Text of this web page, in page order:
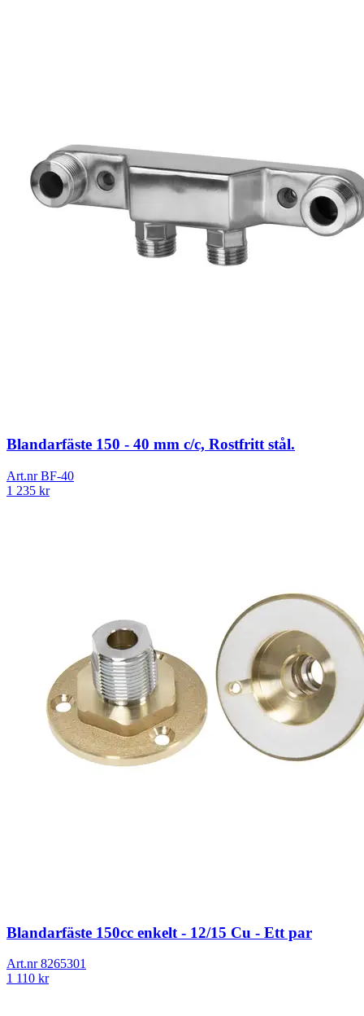
Blandarfäste 150 - 40 mm c/c, Rostfritt stål.
Art.nrBF-40
1 235 kr
Blandarfäste 150cc enkelt - 12/15 Cu - Ett par
Art.nr8265301
1 110 kr